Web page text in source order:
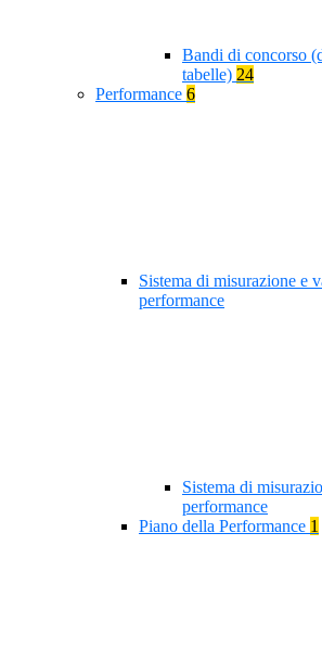
Bandi di concorso
tabelle) 24
Performance 6
Sistema di misurazione e
performance
Sistema di
performance
Piano della Performance 1